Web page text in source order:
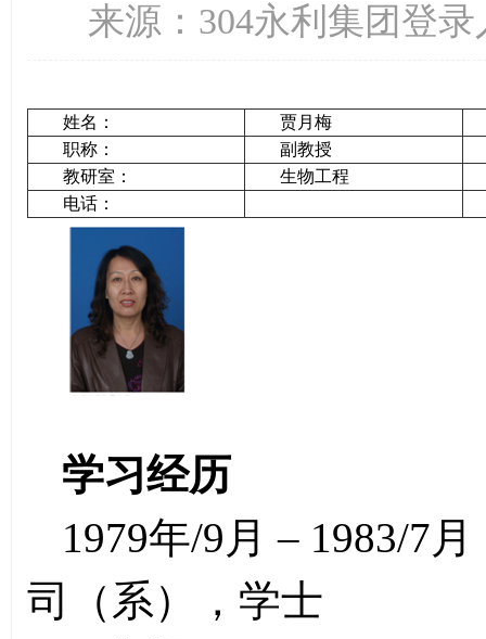
来源：304永利集团登
姓名：
贾月梅
职称：
副教授
教研室：
生物工程
电话：
学习经历
1979年/9月 – 1983/7
司（系），学士